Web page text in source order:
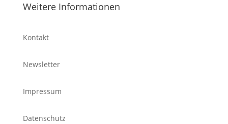
Weitere Informationen
Kontakt
Newsletter
Impressum
Datenschutz